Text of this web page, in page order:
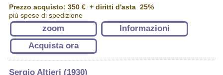
Prezzo acquisto: 350 €+ diritti d'asta 25%
più spese di spedizione
zoom
Informazioni
Acquista ora
Sergio Altieri (1930)